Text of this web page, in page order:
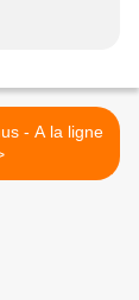
- A la ligne